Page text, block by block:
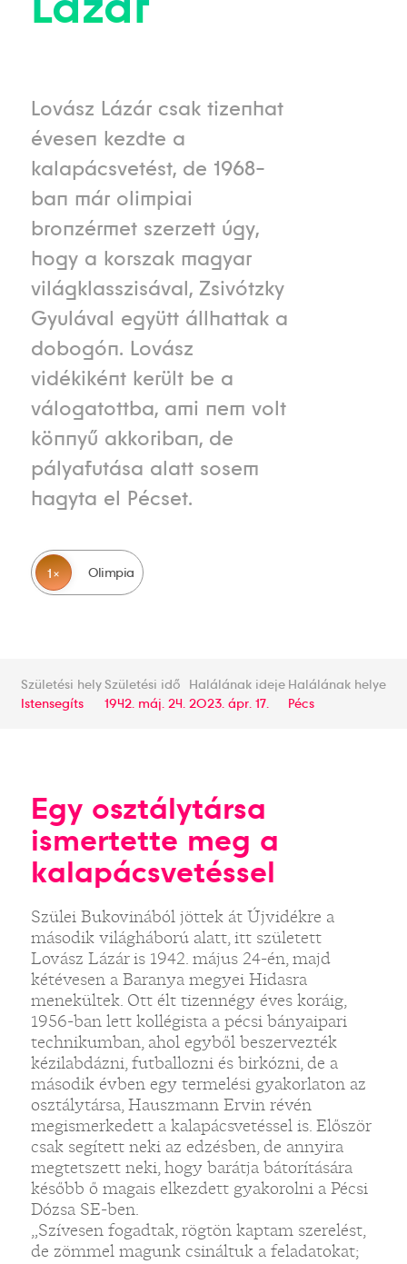
Lovász Lázár csak tizenhat
évesen kezdte a
kalapácsvetést, de 1968-
ban már olimpiai
bronzérmet szerzett úgy,
hogy a korszak magyar
világklasszisával, Zsivótzky
Gyulával együtt állhattak a
dobogón. Lovász
vidékiként került be a
válogatottba, ami nem volt
könnyű akkoriban, de
pályafutása alatt sosem
hagyta el Pécset.
1 Olimpia
Születési hely
Istensegíts
Születési idő
1942. máj. 24.
Halálának ideje
2023. ápr. 17.
Halálának helye
Pécs
Egy osztálytársa
ismertette meg a
kalapácsvetéssel
Szülei Bukovinából jöttek át Újvidékre a
második világháború alatt, itt született
Lovász Lázár is 1942. május 24-én, majd
kétévesen a Baranya megyei Hidasra
menekültek. Ott élt tizennégy éves koráig,
1956-ban lett kollégista a pécsi bányaipari
technikumban, ahol egyből beszervezték
kézilabdázni, futballozni és birkózni, de a
második évben egy termelési gyakorlaton az
osztálytársa, Hauszmann Ervin révén
megismerkedett a kalapácsvetéssel is. Először
csak segített neki az edzésben, de annyira
megtetszett neki, hogy barátja bátorítására
később ő magais elkezdett gyakorolni a Pécsi
Dózsa SE-ben.
„Szívesen fogadtak, rögtön kaptam szerelést,
de zömmel magunk csináltuk a feladatokat;